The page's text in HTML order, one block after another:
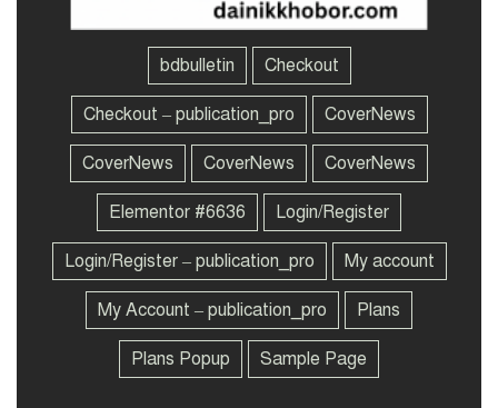
বৃদ্ধকে ধরে নিয়ে গেছে
বিএসএফ, জবাবে ভারতীয়কে
ধরে আনলেন স্থানীয়রা
বাসাবাড়িতে ডেঙ্গুর লার্ভা পেলেই
জরিমানা, মাঠে নামছেন ১০
ম্যাজিস্ট্রেট
৯
বাবা হারালেন লিওনেল মেসি
‘হাসিনা কার্ড’ খেলবেন আবার
বন্ধুত্ব চাইবেন, দুটো
বিপরীতমুখী: ভারতকে স্বরাষ্ট্রমন্ত্রী
bdbulletin Checkout
Checkout – publication_pro CoverNews
CoverNews CoverNews CoverNews
Elementor #6636 Login/Register
Login/Register – publication_pro My account
My Account – publication_pro Plans
Plans Popup Sample Page